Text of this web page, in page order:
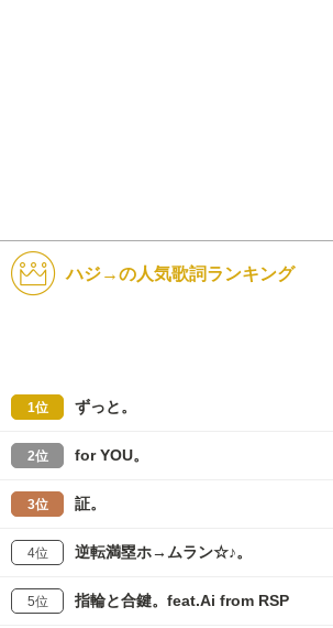
ハジ→の人気歌詞ランキング
1位 ずっと。
2位 for YOU。
3位 証。
4位 逆転満塁ホ→ムラン☆♪。
5位 指輪と合鍵。feat.Ai from RSP